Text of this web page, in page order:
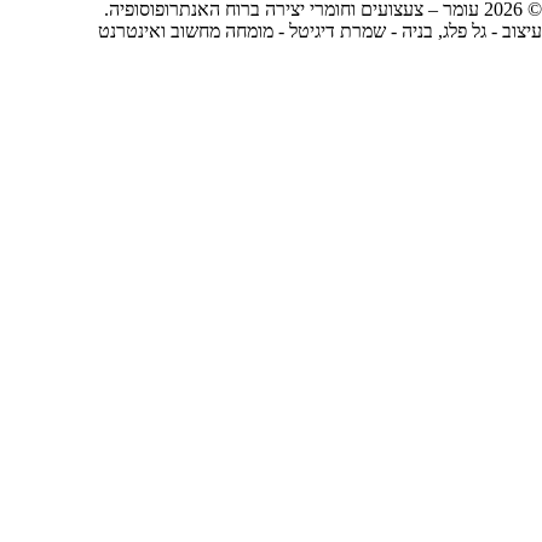
© 2026 עומר – צעצועים וחומרי יצירה ברוח האנתרופוסופיה.
עיצוב - גל פלג, בניה - שמרת דיגיטל - מומחה מחשוב ואינטרנט